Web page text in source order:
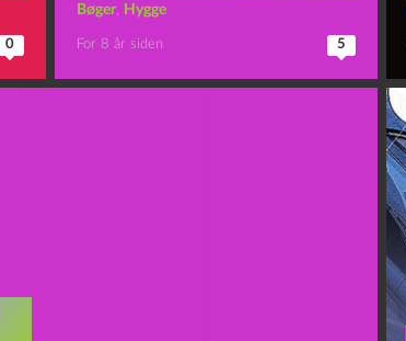
0
Bøger, Hygge
For 8 år siden 5